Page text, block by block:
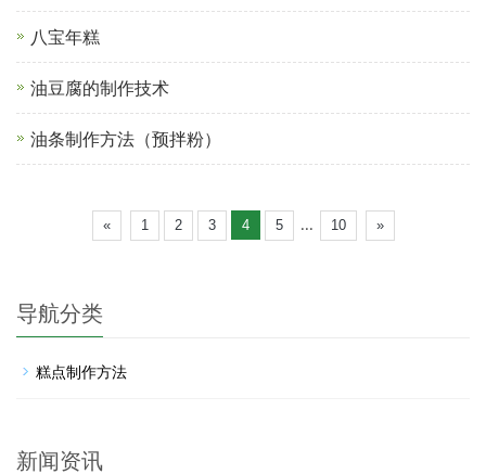
八宝年糕
油豆腐的制作技术
油条制作方法（预拌粉）
« 1 2 3 4 5 ... 10 »
导航分类
糕点制作方法
新闻资讯